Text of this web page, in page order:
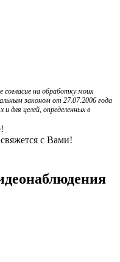
на обработку моих
законом от 27.07.2006 года
для целей, определенных в
с Вами!